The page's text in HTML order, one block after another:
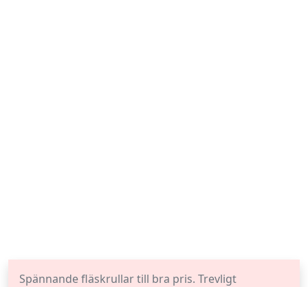
Spännande fläskrullar till bra pris. Trevligt